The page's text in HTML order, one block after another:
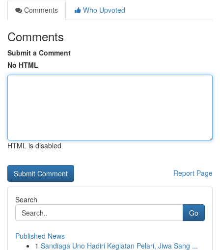
Comments
Who Upvoted
Comments
Submit a Comment
No HTML
HTML is disabled
Report Page
Search
Go
Published News
1 Sandiaga Uno Hadiri Kegiatan Pelari, Jiwa Sang ...